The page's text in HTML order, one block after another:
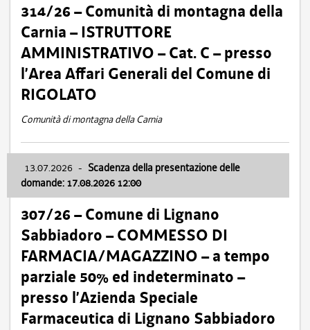
314/26 – Comunità di montagna della
Carnia – ISTRUTTORE
AMMINISTRATIVO – Cat. C – presso
l’Area Affari Generali del Comune di
RIGOLATO
Comunità di montagna della Carnia
13.07.2026 - Scadenza della presentazione delle
domande: 17.08.2026 12:00
307/26 – Comune di Lignano
Sabbiadoro – COMMESSO DI
FARMACIA/MAGAZZINO – a tempo
parziale 50% ed indeterminato –
presso l’Azienda Speciale
Farmaceutica di Lignano Sabbiadoro